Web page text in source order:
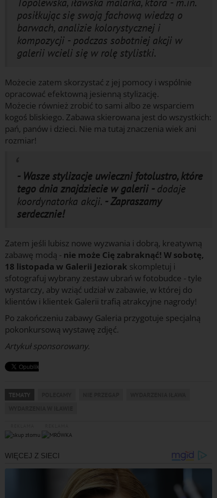
posiłkując się swoją fachową wiedzą o
barwach, analizie kolorystycznej i
kompozycji - podczas sobotniej akcji w
galerii wcieli się w rolę stylistki.
Możecie zatem skorzystać z jej pomocy i wspólnie
opracować efektowną jesienną stylizację.
Możecie również zrobić to sami albo ze wsparciem
kogoś bliskiego. Zabawa skierowana jest do wszystkich:
pań, panów i dzieci. Nie ma tutaj znaczenia wiek ani
rozmiar!
- Wasze stylizacje uwieczni fotolustro, które
tego dnia znajdziecie w galerii -dodaje
koordynatorka akcji. - Zapraszamy
serdecznie!
Zatem jeśli lubisz nowe wyzwania i dobrą, kreatywną
zabawę modą - nie może Cię zabraknąć! W sobotę,
18 listopada w Galerii Jeziorak skompletuj i
sfotografuj wybrany zestaw ubrań w fotobudce - tyle
wystarczy, aby wziąć udział w zabawie, w której do
klientów i klientek Galerii trafią atrakcyjne nagrody!
Po zakończeniu zabawy Galeria przygotuje specjalną
pokonkursową wystawę zdjęć.
Artykuł sponsorowany.
TEMATY